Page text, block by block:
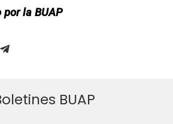
la BUAP
BUAP